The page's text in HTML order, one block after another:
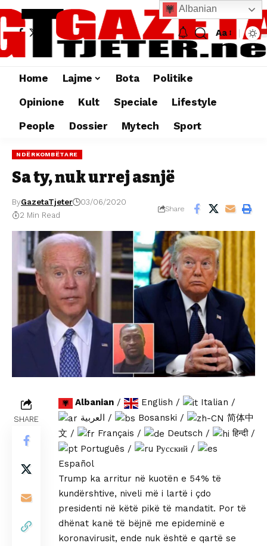
Aa
Home Lajme Bota
Politike
Opinione
Kult Speciale
Lifestyle
People
Dossier Mytech Sport
NDËRKOMBËTARE
Sa ty, nuk urrej asnjë
ByGazetaTjeter
03/06/2020
2 Min Read
Share
SHARE
Albanian / English / Italian /
العربية / Bosanski /
简体中
文 / Français / Deutsch / हिन्दी/
Português / Русский /
Español
Trump ka arritur në kuotën e 54% të
kundërshtive, niveli më i lartë i çdo
presidenti në këtë pikë të mandatit. Por të
dhënat kanë të bëjnë me epideminë e
koronavirusit, ende nuk është e qartë se
Albanian